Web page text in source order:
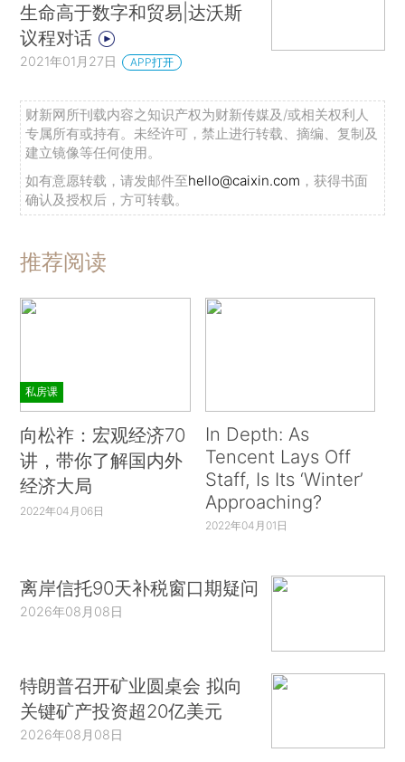
生命高于数字和贸易|达沃斯
议程对话
2021年01月27日 APP打开
财新网所刊载内容之知识产权为财新传媒及/或相关权利人
专属所有或持有。未经许可，禁止进行转载、摘编、复制及
建立镜像等任何使用。
如有意愿转载，请发邮件至hello@caixin.com ，获得书面
确认及授权后，方可转载。
推荐阅读
私房课
向松祚：宏观经济70
讲，带你了解国内外
经济大局
2022年04月06日
In Depth: As
Tencent Lays Off
Staff, Is Its ‘Winter’
Approaching?
2022年04月01日
离岸信托90天补税窗口期疑问
2026年08月08日
特朗普召开矿业圆桌会 拟向
关键矿产投资超20亿美元
2026年08月08日